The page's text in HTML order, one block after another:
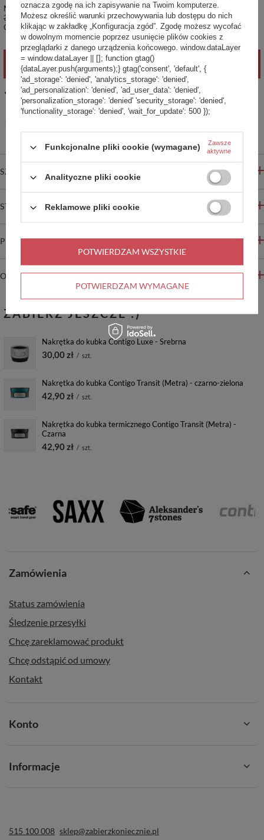
Najniższa cena produktu w okresie 30 dni przed wprowadzeniem obniżki:
30,00 zł +43%
Cena regularna:53,99 zł -21%
POWIADOM O DOSTĘPNOŚCI
14dni na łatwy zwrot
Ten produkt nie jest dostępny w sklepie stacjonarnym
SZCZEGÓŁOWE INFORMACJE
STREFA REKOMENDACJI
PYTANIA INNYCH KLIENTÓW
OPINIE
ZABIERZ JESZCZE :)
Nakrętka do kubka Contigo Luxe - Srebrna
30,00 zł / szt.
Nakrętka do kubka Contigo Transit (Metra) - czarno-zielona
42,90 zł / szt.
Nakrętka do kubka termicznego Contigo Transit (Metra) -
Czarna
42,90 zł / szt.
Zamówienia
Status zamówienia
Śledzenie przesyłki
Chcę zareklamować produkt
Chcę odstąpić od umowy
Kontakt
Konto
Informacje
515 100 008 sklep@zabierzkoniecznie.pl
oznacza zgodę na ich zapisywanie na Twoim komputerze.
Możesz określić warunki przechowywania lub dostępu do nich
klikając w zakładkę „Konfiguracja zgód”. Zgodę możesz wycofać
w dowolnym momencie poprzez usunięcie plików cookies z
przeglądarki z danego urządzenia końcowego. window.dataLayer
= window.dataLayer || []; function gtag()
{dataLayer.push(arguments);} gtag('consent', 'default', {
'ad_storage': 'denied', 'analytics_storage': 'denied',
'ad_personalization': 'denied', 'ad_user_data': 'denied',
'personalization_storage': 'denied' 'security_storage': 'denied',
'functionality_storage': 'denied', 'wait_for_update': 500 });
Funkcjonalne pliki cookie (wymagane)
Zawsze
aktywne
Analityczne pliki cookie
Reklamowe pliki cookie
POTWIERDZAM WYMAGANE
POTWIERDZAM WSZYSTKIE